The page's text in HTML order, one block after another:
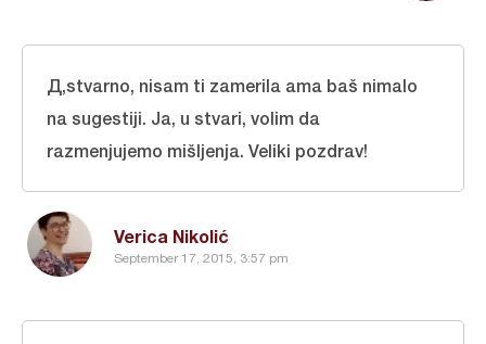
Verica Nikolić
September 17, 2015, 3:57 pm
Д,stvarno, nisam ti zamerila ama baš nimalo
na sugestiji. Ja, u stvari, volim da
razmenjujemo mišljenja. Veliki pozdrav!